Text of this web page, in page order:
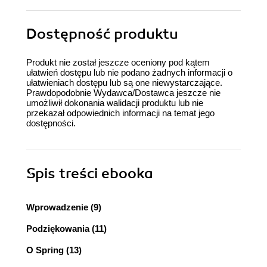
Dostępność produktu
Produkt nie został jeszcze oceniony pod kątem
ułatwień dostępu lub nie podano żadnych informacji o
ułatwieniach dostępu lub są one niewystarczające.
Prawdopodobnie Wydawca/Dostawca jeszcze nie
umożliwił dokonania walidacji produktu lub nie
przekazał odpowiednich informacji na temat jego
dostępności.
Spis treści ebooka
Wprowadzenie (9)
Podziękowania (11)
O Spring (13)